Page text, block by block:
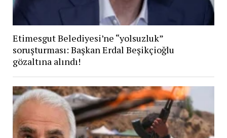
Etimesgut Belediyesi’ne “yolsuzluk”
soruşturması: Başkan Erdal Beşikçioğlu
gözaltına alındı!